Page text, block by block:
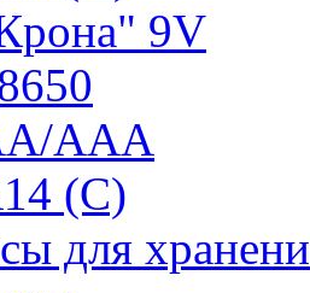
9V
AAA
(C)
для